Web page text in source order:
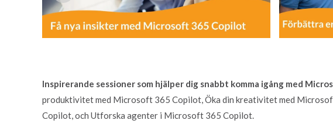
Inspirerande sessioner som hjälper dig snabbt komma igång med
produktivitet med Microsoft 365 Copilot, Öka din kreativitet med
Copilot, och Utforska agenter i Microsoft 365 Copilot.